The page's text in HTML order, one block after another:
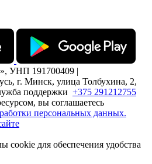
УНП 191700409 |
г. Минск, улица Толбухина, 2,
поддержки +375 291212755
вы соглашаетесь
персональных данных.
cookie для обеспечения удобства